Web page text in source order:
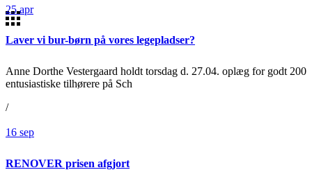
25 apr
Laver vi bur-børn på vores legepladser?
Anne Dorthe Vestergaard holdt torsdag d. 27.04. oplæg for godt 200
entusiastiske tilhørere på Sch
/
16 sep
RENOVER prisen afgjort